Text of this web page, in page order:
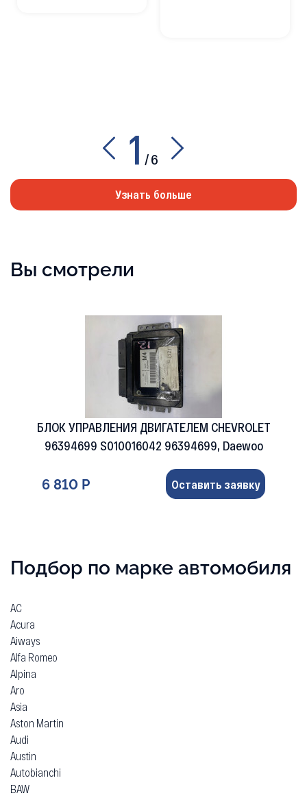
1 /6
Узнать больше
Вы смотрели
БЛОК УПРАВЛЕНИЯ ДВИГАТЕЛЕМ CHEVROLET
96394699 S010016042 96394699, Daewoo
6 810 Р Оставить заявку
Подбор по марке автомобиля
AC
Acura
Aiways
Alfa Romeo
Alpina
Aro
Asia
Aston Martin
Audi
Austin
Autobianchi
BAW